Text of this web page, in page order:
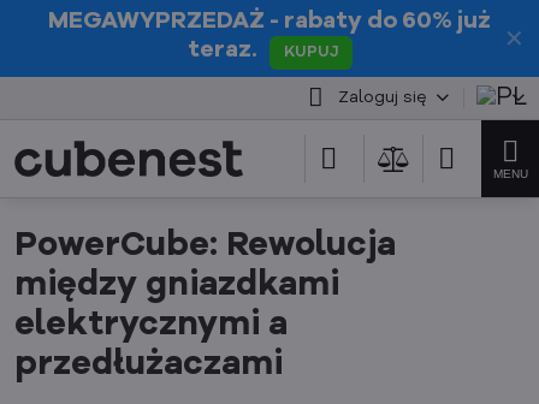
✕
MEGAWYPRZEDAŻ - rabaty do 60% już
teraz.
KUPUJ
Zaloguj się
PowerCube: Rewolucja
między gniazdkami
elektrycznymi a
przedłużaczami